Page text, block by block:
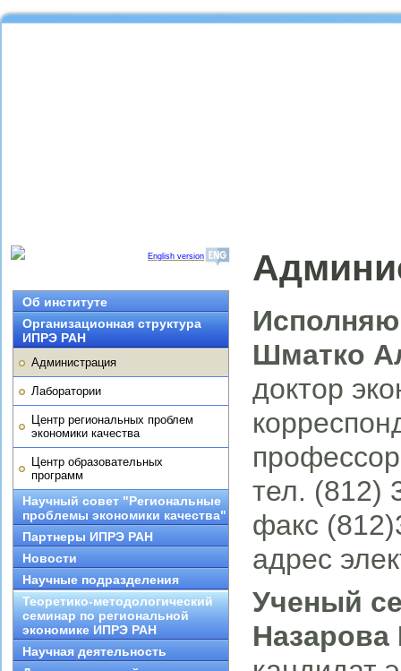
English version
Об институте
Организационная структура
ИПРЭ РАН
Администрация
Лаборатории
Центр региональных проблем
экономики качества
Центр образовательных
программ
Научный совет "Региональные
проблемы экономики качества"
Партнеры ИПРЭ РАН
Новости
Научные подразделения
Теоретико-методологический
семинар по региональной
экономике ИПРЭ РАН
Научная деятельность
Шматко
доктор
профессор
тел. (812)
факс
адрес
Ученый
Назарова